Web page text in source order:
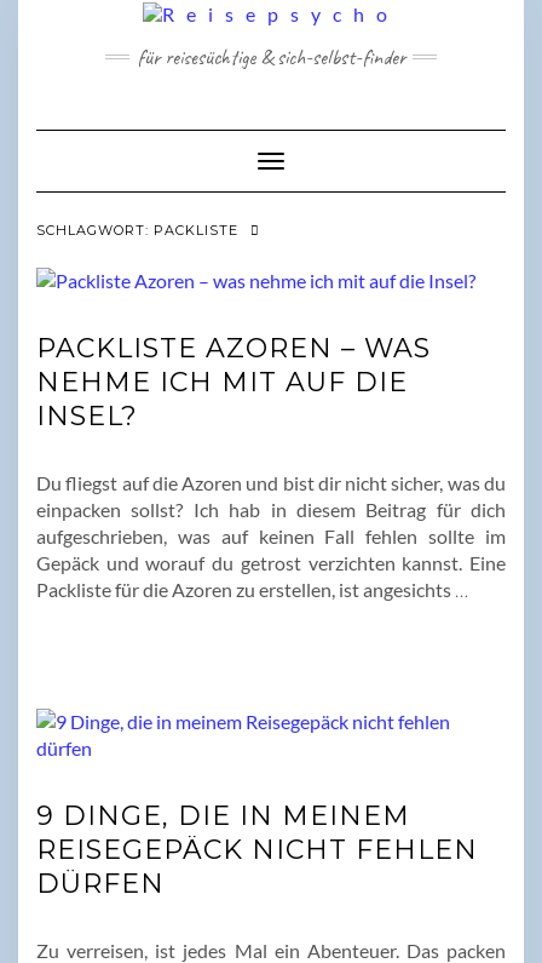
für reisesüchtige & sich-selbst-finder
Toggle Navigation
SCHLAGWORT: PACKLISTE
PACKLISTE AZOREN – WAS
NEHME ICH MIT AUF DIE
INSEL?
Du fliegst auf die Azoren und bist dir nicht sicher, was du
einpacken sollst? Ich hab in diesem Beitrag für dich
aufgeschrieben, was auf keinen Fall fehlen sollte im
Gepäck und worauf du getrost verzichten kannst. Eine
Packliste für die Azoren zu erstellen, ist angesichts
9 DINGE, DIE IN MEINEM
REISEGEPÄCK NICHT FEHLEN
DÜRFEN
Zu verreisen, ist jedes Mal ein Abenteuer. Das packen